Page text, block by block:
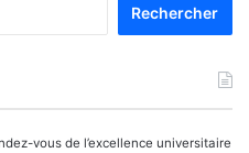
vous de l’excellence universitaire